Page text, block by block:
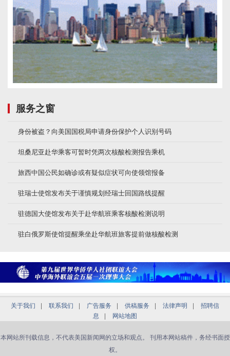
服务之窗
身份被盗？向美国国税局申请身份保护个人识别号码
坦桑尼亚赴华乘客可暂时凭两次核酸检测报告乘机
旅西中国公民如确诊或有疑似症状可向使领馆报备
驻瑞士使馆发布关于谨慎规划经瑞士回国路线提醒
驻德国大使馆发布关于赴华航班乘客核酸检测说明
驻白俄罗斯使馆提醒乘坐赴华航班旅客提前做核酸检测
关于我们 联系我们 广告服务 供稿服务 法律声明
招聘信
息
网站地图
本网站所刊载信息，不代表美国新闻网的立场和观点。 刊用本网站稿件，务经书面授
权。